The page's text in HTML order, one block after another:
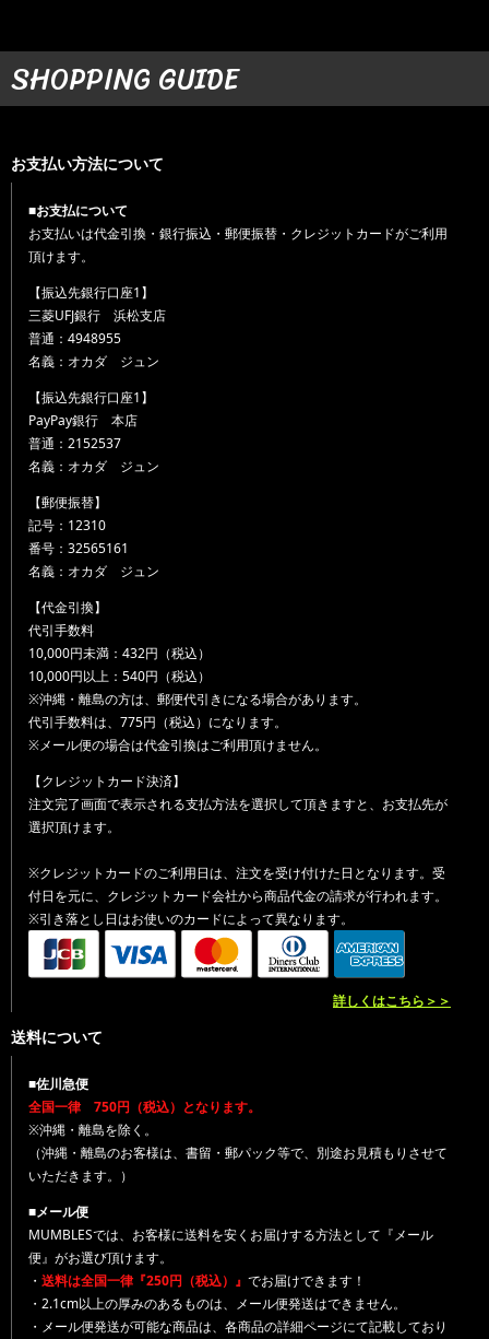
SHOPPING GUIDE
お支払い方法について
■お支払について
お支払いは代金引換・銀行振込・郵便振替・クレジットカードがご利用
頂けます。
【振込先銀行口座1】
三菱UFJ銀行 浜松支店
普通：4948955
名義：オカダ ジュン
【振込先銀行口座1】
PayPay銀行 本店
普通：2152537
名義：オカダ ジュン
【郵便振替】
記号：12310
番号：32565161
名義：オカダ ジュン
【代金引換】
代引手数料
10,000円未満：432円（税込）
10,000円以上：540円（税込）
※沖縄・離島の方は、郵便代引きになる場合があります。
代引手数料は、775円（税込）になります。
※メール便の場合は代金引換はご利用頂けません。
【クレジットカード決済】
注文完了画面で表示される支払方法を選択して頂きますと、お支払先が
選択頂けます。
※クレジットカードのご利用日は、注文を受け付けた日となります。受
付日を元に、クレジットカード会社から商品代金の請求が行われます。
※引き落とし日はお使いのカードによって異なります。
詳しくはこちら＞＞
送料について
■佐川急便
全国一律 750円（税込）となります。
※沖縄・離島を除く。
（沖縄・離島のお客様は、書留・郵パック等で、別途お見積もりさせて
いただきます。）
■メール便
MUMBLESでは、お客様に送料を安くお届けする方法として『メール
便』がお選び頂けます。
・ 送料は全国一律『250円（税込）』 でお届けできます！
・2.1cm以上の厚みのあるものは、メール便発送はできません。
・メール便発送が可能な商品は、各商品の詳細ページにて記載しており